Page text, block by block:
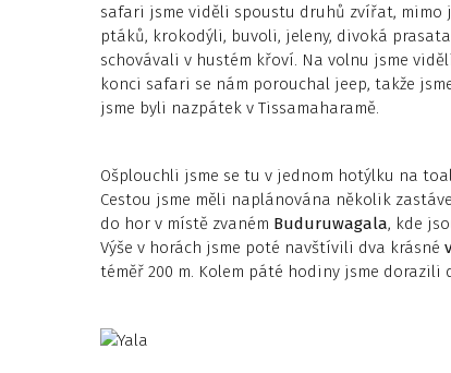
safari jsme viděli spoustu druhů zvířat, mimo
ptáků, krokodýli, buvoli, jeleny, divoká
schovávali v hustém křoví. Na volnu jsme
konci safari se nám porouchal jeep, takže
jsme byli nazpátek v Tissamaharamě.
Ošplouchli jsme se tu v jednom hotýlku na
Cestou jsme měli naplánována několik
do hor v místě zvaném Buduruwagala, kde
Výše v horách jsme poté navštívili dva krásné
téměř 200 m. Kolem páté hodiny jsme dorazili